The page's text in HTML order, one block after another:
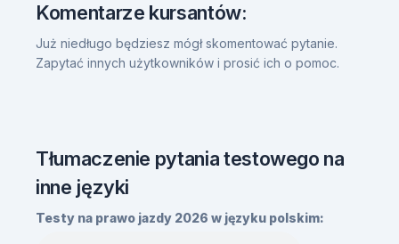
Komentarze kursantów:
Już niedługo będziesz mógł skomentować pytanie.
Zapytać innych użytkowników i prosić ich o pomoc.
Tłumaczenie pytania testowego na
inne języki
Testy na prawo jazdy 2026 w języku polskim: